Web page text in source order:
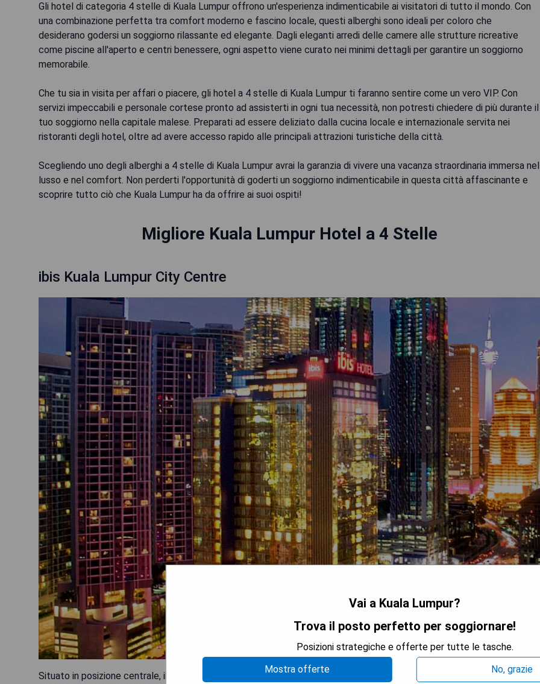
Gli hotel di categoria 4 stelle di Kuala Lumpur offrono un'esperienza indimenticabile ai visitatori di tutto il mondo. Con
una combinazione perfetta tra comfort moderno e fascino locale, questi alberghi sono ideali per coloro che
desiderano godersi un soggiorno rilassante ed elegante. Dagli eleganti arredi delle camere alle strutture ricreative
come piscine all'aperto e centri benessere, ogni aspetto viene curato nei minimi dettagli per garantire un soggiorno
memorabile.
Che tu sia in visita per affari o piacere, gli hotel a 4 stelle di Kuala Lumpur ti faranno sentire come un vero VIP. Con
servizi impeccabili e personale cortese pronto ad assisterti in ogni tua necessità, non potresti chiedere di più durante il
tuo soggiorno nella capitale malese. Preparati ad essere deliziato dalla cucina locale e internazionale servita nei
ristoranti degli hotel, oltre ad avere accesso rapido alle principali attrazioni turistiche della città.
Scegliendo uno degli alberghi a 4 stelle di Kuala Lumpur avrai la garanzia di vivere una vacanza straordinaria immersa nel
lusso e nel comfort. Non perderti l'opportunità di goderti un soggiorno indimenticabile in questa città affascinante e
scoprire tutto ciò che Kuala Lumpur ha da offrire ai suoi ospiti!
Migliore Kuala Lumpur Hotel a 4 Stelle
ibis Kuala Lumpur City Centre
Situato in posizione centrale, ibis Kuala Lumpur City Centre si trova a 750 metri dalla Petronas Twin Towers. Vanta una
Vai a Kuala Lumpur?
Trova il posto perfetto per soggiornare!
Posizioni strategiche e offerte per tutte le tasche.
Mostra offerte
No, grazie